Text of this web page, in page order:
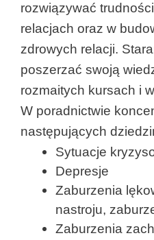
rozwiązywać
relacjach oraz w
zdrowych relacji.
poszerzać swoją
rozmaitych kursach i
W poradnictwie
następujących
Sytuacje
Depresje
Zaburzenia
nastroju,
Zaburzenia